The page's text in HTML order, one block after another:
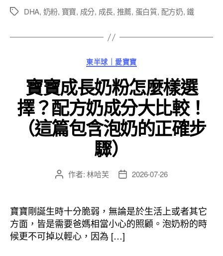
標
DHA, 奶粉, 寶寶, 成分, 成長, 推薦, 蛋白質, 配方奶,鐵
分
類
東半球｜愛寶寶
寶寶成長奶粉怎麼樣選
擇？配方奶成分大比較！
（這篇包含泡奶的正確步
驟）
文
者
作者:林哈芙
文
佈
日
期
2026-07-26
寶寶剛誕生時十分脆弱，無論是於生活上或者其它
方面，皆是需要爸媽相當小心的照顧。泡奶粉的時
候更不可掉以輕心，因為 […]